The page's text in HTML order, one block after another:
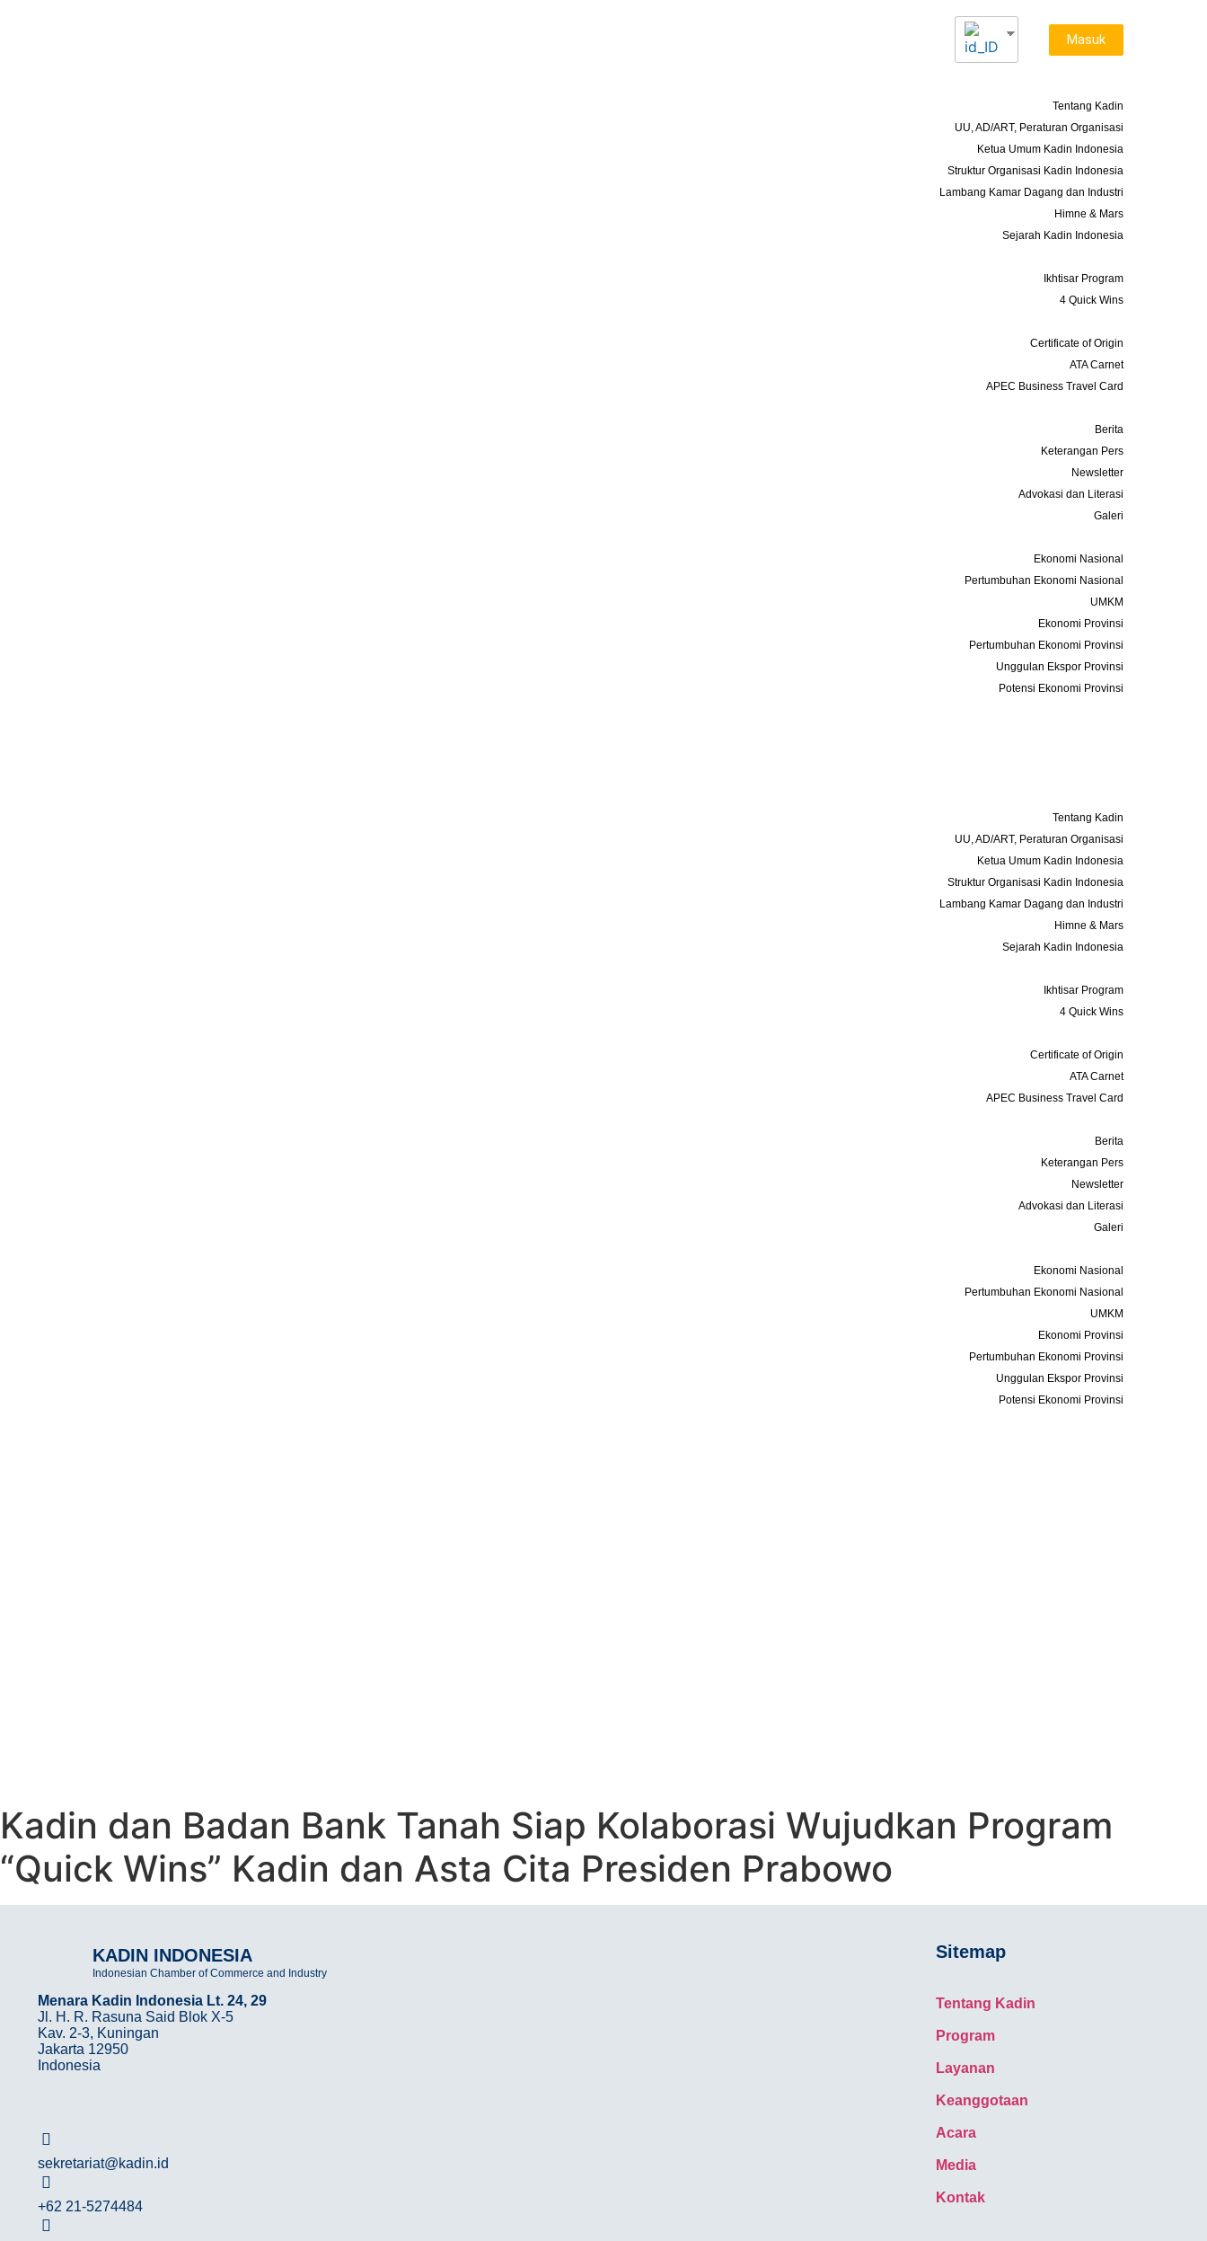
Masuk
Tentang Kadin
UU, AD/ART, Peraturan Organisasi
Ketua Umum Kadin Indonesia
Struktur Organisasi Kadin Indonesia
Lambang Kamar Dagang dan Industri
Himne & Mars
Sejarah Kadin Indonesia
Ikhtisar Program
4 Quick Wins
Certificate of Origin
ATA Carnet
APEC Business Travel Card
Berita
Keterangan Pers
Newsletter
Advokasi dan Literasi
Galeri
Ekonomi Nasional
Pertumbuhan Ekonomi Nasional
UMKM
Ekonomi Provinsi
Pertumbuhan Ekonomi Provinsi
Unggulan Ekspor Provinsi
Potensi Ekonomi Provinsi
Tentang Kadin
UU, AD/ART, Peraturan Organisasi
Ketua Umum Kadin Indonesia
Struktur Organisasi Kadin Indonesia
Lambang Kamar Dagang dan Industri
Himne & Mars
Sejarah Kadin Indonesia
Ikhtisar Program
4 Quick Wins
Certificate of Origin
ATA Carnet
APEC Business Travel Card
Berita
Keterangan Pers
Newsletter
Advokasi dan Literasi
Galeri
Ekonomi Nasional
Pertumbuhan Ekonomi Nasional
UMKM
Ekonomi Provinsi
Pertumbuhan Ekonomi Provinsi
Unggulan Ekspor Provinsi
Potensi Ekonomi Provinsi
Kadin dan Badan Bank Tanah Siap Kolaborasi Wujudkan Program
“Quick Wins” Kadin dan Asta Cita Presiden Prabowo
KADIN INDONESIA
Indonesian Chamber of Commerce and Industry
Menara Kadin Indonesia Lt. 24, 29
Jl. H. R. Rasuna Said Blok X-5
Kav. 2-3, Kuningan
Jakarta 12950
Indonesia
sekretariat@kadin.id
+62 21-5274484
Sitemap
Tentang Kadin
Program
Layanan
Keanggotaan
Acara
Media
Kontak